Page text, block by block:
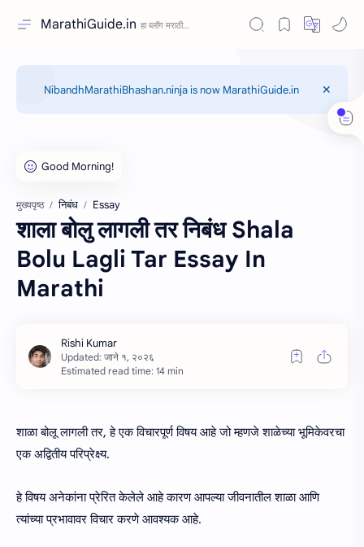
MarathiGuide.in
NibandhMarathiBhashan.ninja is now MarathiGuide.in
मुख्यपृष्ठ निबंध Essay
शाला बोलु लागली तर निबंध Shala
Bolu Lagli Tar Essay In
Marathi
Estimated read time: 14 min
शाळा बोलू लागली तर, हे एक विचारपूर्ण विषय आहे जो म्हणजे शाळेच्या भूमिकेवरचा
एक अद्वितीय परिप्रेक्ष्य.
हे विषय अनेकांना प्रेरित केलेले आहे कारण आपल्या जीवनातील शाळा आणि
त्यांच्या प्रभावावर विचार करणे आवश्यक आहे.